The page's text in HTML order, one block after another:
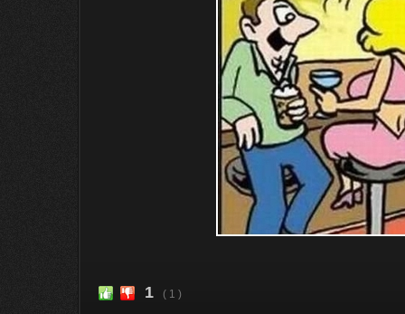
1 ( 1 )